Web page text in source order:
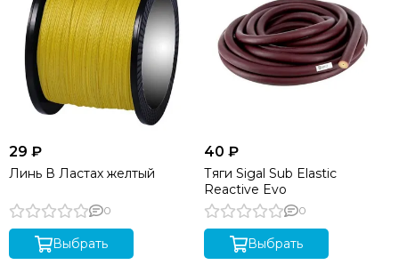
29 ₽
Линь В Ластах желтый
0
Выбрать
40 ₽
Тяги Sigal Sub Elastic
Reactive Evo
0
Выбрать